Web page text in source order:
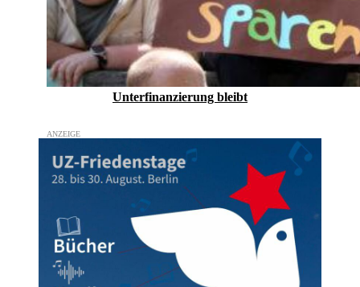
Unterfinanzierung bleibt